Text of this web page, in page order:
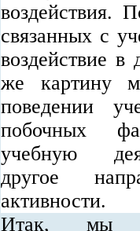
воздействия.
связанных с
воздействие
же картину
поведении
побочных
учебную
другое
активности.
Итак, мы